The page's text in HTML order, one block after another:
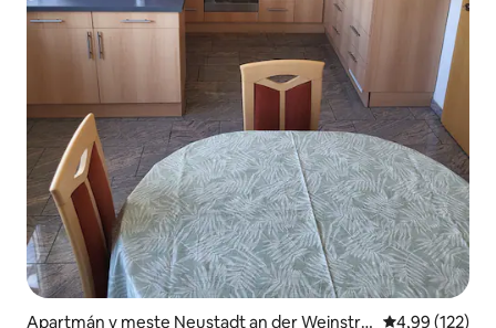
Apartmán v meste Neustadt an der Weinstra
Priemerné
4,99 (122)